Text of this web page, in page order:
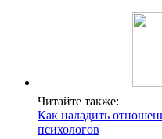
Читайте также:
Как наладить
психологов